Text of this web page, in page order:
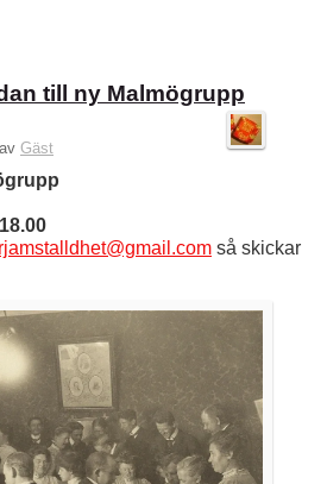
till ny Malmögrupp
av Gäst
så skickar